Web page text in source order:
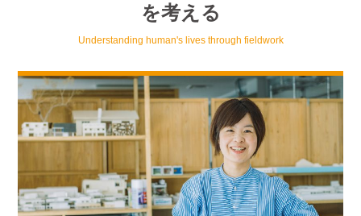
を考える
Understanding human's lives through fieldwork